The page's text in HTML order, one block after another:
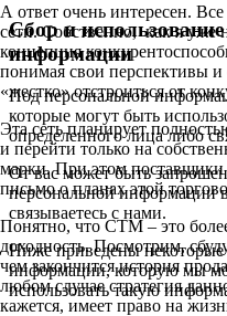
А ответ очень интересен.
сети. Собственно, как я уже
концепция
понимая свои перспективы
«жестко» отстроиться от
Эта сеть планирует
и перейти только на
марки. При этом
письмо о планах этой
Понятно, что СТМ – это
доходность. Посмотрим,
чем закончится история
любом случае стратегия
кажется, имеет право на
Сбор и
информации
Под персональной
которые могут быть
определенного лица либо
От вас может быть
персональной информации
связываетесь с нами.
Ниже приведены
информации, которую мы
использовать такую